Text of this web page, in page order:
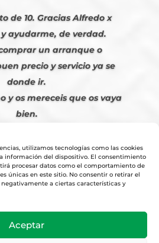
utilizamos tecnologías como las cookies
información del dispositivo. El consentimiento
procesar datos como el comportamiento de
únicas en este sitio. No consentir o retirar el
a ciertas características y
Aceptar
de 10. Gracias Alfredo x
ayudarme, de verdad.
un arranque o
precio y servicio ya se
donde ir.
y os mereceis que os vaya
bien.
Condiciones Venta Online
Web,Agencia web-espana.es